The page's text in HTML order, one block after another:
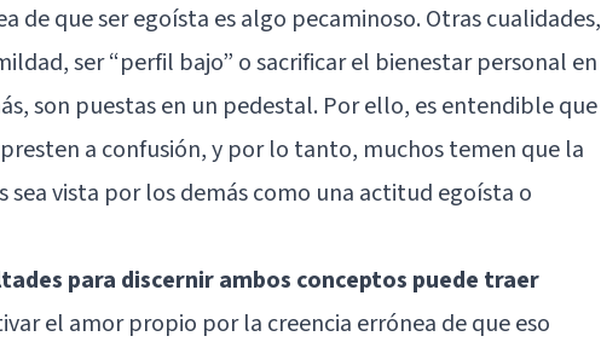
de que ser egoísta es algo pecaminoso. Otras cualidades,
ser “perfil bajo” o sacrificar el bienestar personal en
son puestas en un pedestal. Por ello, es entendible que
a confusión, y por lo tanto, muchos temen que la
sea vista por los demás como una actitud egoísta o
para discernir ambos conceptos puede traer
el amor propio por la creencia errónea de que eso